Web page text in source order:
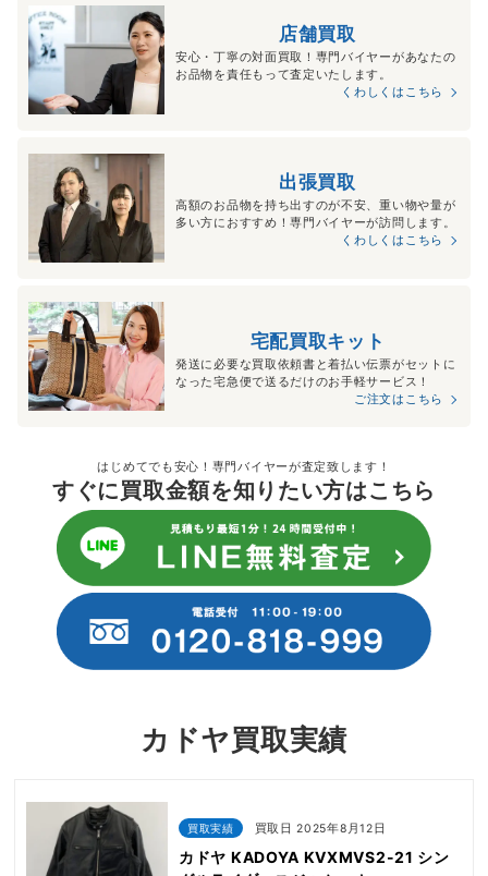
店舗買取
安心・丁寧の対面買取！専門バイヤーがあなたの
お品物を責任もって査定いたします。
くわしくはこちら
出張買取
高額のお品物を持ち出すのが不安、重い物や量が
多い方におすすめ！専門バイヤーが訪問します。
くわしくはこちら
宅配買取キット
発送に必要な買取依頼書と着払い伝票がセットに
なった宅急便で送るだけのお手軽サービス！
ご注文はこちら
はじめてでも安心！専門バイヤーが査定致します！
すぐに買取金額を知りたい方はこちら
カドヤ買取実績
買取実績 買取日 2025年8月12日
カドヤ KADOYA KVXMVS2-21 シン